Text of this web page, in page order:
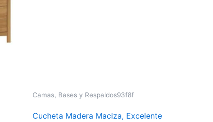
Camas, Bases y Respaldos93f8f
Cucheta Madera Maciza, Excelente